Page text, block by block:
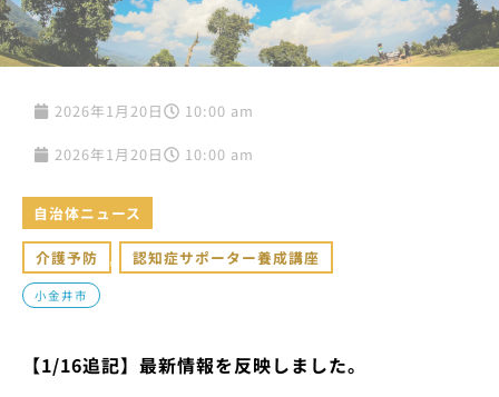
2026年1月20日 10:00 am
2026年1月20日 10:00 am
自治体ニュース
介護予防 , 認知症サポーター養成講座
小金井市
【1/16追記】最新情報を反映しました。